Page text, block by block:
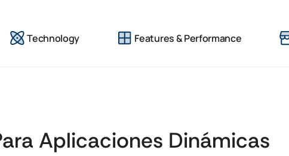
Technology Features & Performance
Aplicaciones Dinámicas